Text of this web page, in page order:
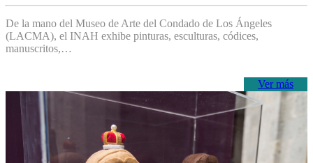
De la mano del Museo de Arte del Condado de Los Ángeles
(LACMA), el INAH exhibe pinturas, esculturas, códices,
manuscritos,…
Ver más